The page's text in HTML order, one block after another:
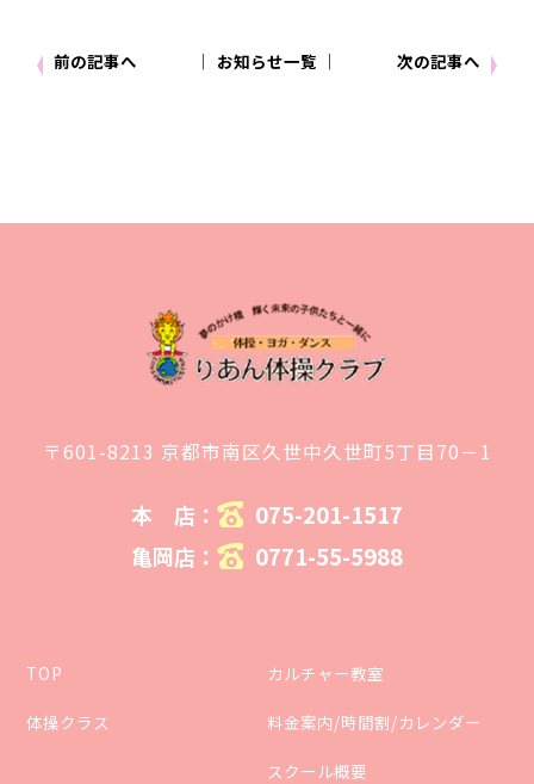
前の記事へ 次の記事へ
│ お知らせ一覧 │
〒601-8213 京都市南区久世中久世町5丁目70－1
本 店： 075-201-1517
亀岡店： 0771-55-5988
TOP
体操クラス
カルチャー教室
料金案内/時間割/カレンダー
スクール概要